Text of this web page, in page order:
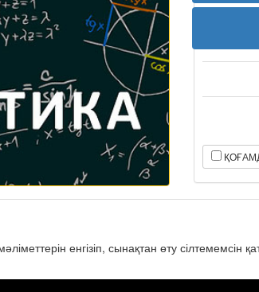
енгізіп, сынақтан өту